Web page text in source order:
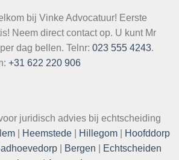
bij Vinke Advocatuur! Eerste
Neem direct contact op. U kunt Mr
dag bellen. Telnr: 023 555 4243.
+31 622 220 906
juridisch advies bij echtscheiding
Heemstede Hillegom
Hoofddorp
Bergen
Echtscheiden